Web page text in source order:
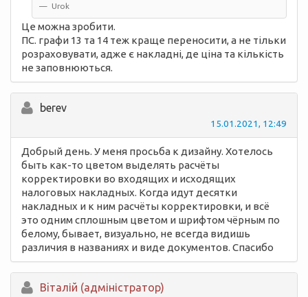
Urok
Це можна зробити.
ПС. графи 13 та 14 теж краще переносити, а не тільки
розраховувати, адже є накладні, де ціна та кількість
не заповнюються.
berev
15.01.2021, 12:49
Добрый день. У меня просьба к дизайну. Хотелось
быть как-то цветом выделять расчёты
корректировки во входящих и исходящих
налоговых накладных. Когда идут десятки
накладных и к ним расчёты корректировки, и всё
это одним сплошным цветом и шрифтом чёрным по
белому, бывает, визуально, не всегда видишь
различия в названиях и виде документов. Спасибо
Вiталій (адміністратор)